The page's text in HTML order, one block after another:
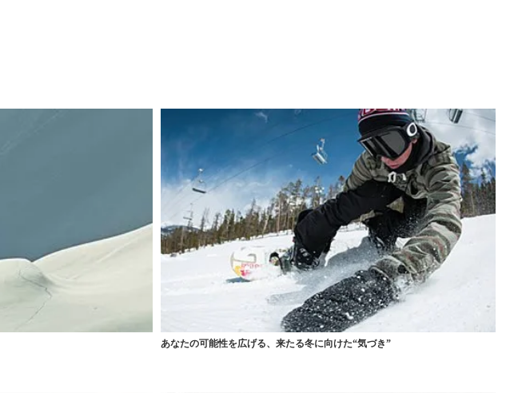
あなたの可能性を広げる、来たる冬に向けた“気づき”